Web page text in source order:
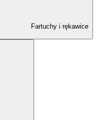
Fartuchy i rękawice